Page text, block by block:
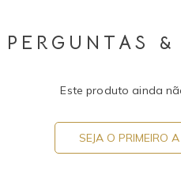
PERGUNTAS &
Este produto ainda
SEJA O PRIMEIRO